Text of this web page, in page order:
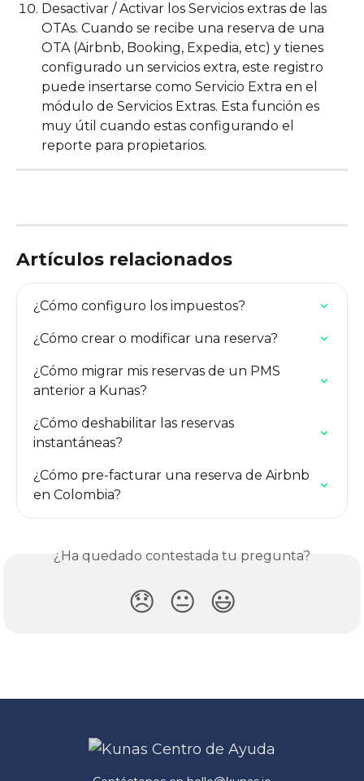
Desactivar / Activar los Servicios extras de las
OTAs. Cuando se recibe una reserva de una
OTA (Airbnb, Booking, Expedia, etc) y tienes
configurado un servicios extra, este registro
puede insertarse como Servicio Extra en el
módulo de Servicios Extras. Esta función es
muy útil cuando estas configurando el
reporte para propietarios.
Artículos relacionados
¿Cómo configuro los impuestos?
¿Cómo crear o modificar una reserva?
¿Cómo migrar mis reservas de un PMS
anterior a Kunas?
¿Cómo deshabilitar las reservas
instantáneas?
¿Cómo pre-facturar una reserva de Airbnb
en Colombia?
¿Ha quedado contestada tu pregunta?
😞 😐 😃